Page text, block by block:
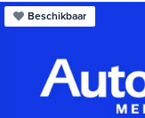
Beschikbaar